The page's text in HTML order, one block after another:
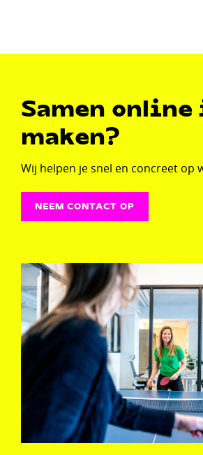
Samen
maken?
Wij helpen je snel en concreet op
NEEM CONTACT OP